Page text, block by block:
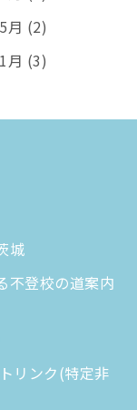
月 (2)
月 (3)
城
不登校の道案内
リンク(特定非